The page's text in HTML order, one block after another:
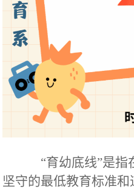
“育幼底线”是指
坚守的最低教育标准